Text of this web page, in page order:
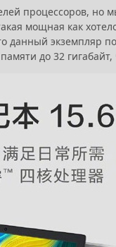
процессоров, но
мощная как
данный экземпляр
до 32